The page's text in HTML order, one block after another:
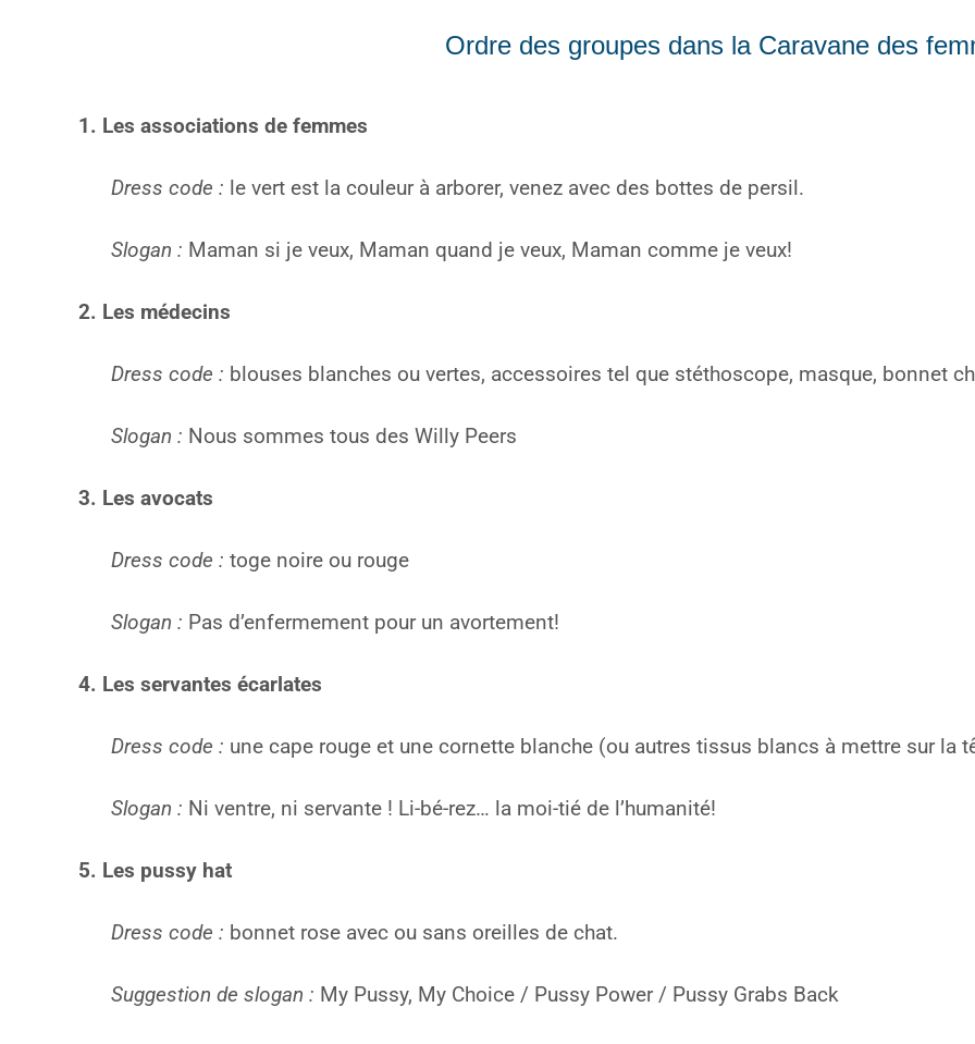
Ordre des groupes dans la Caravane des
1. Les associations de femmes
Dress code : le vert est la couleur à arborer, venez avec des bottes de persil.
Slogan : Maman si je veux, Maman quand je veux, Maman comme je veux!
2. Les médecins
Dress code : blouses blanches ou vertes, accessoires tel que stéthoscope, masque, bonnet
Slogan : Nous sommes tous des Willy Peers
3. Les avocats
Dress code : toge noire ou rouge
Slogan : Pas d’enfermement pour un avortement!
4. Les servantes écarlates
Dress code : une cape rouge et une cornette blanche (ou autres tissus blancs à mettre sur la
Slogan : Ni ventre, ni servante ! Li-bé-rez… la moi-tié de l’humanité!
5. Les pussy hat
Dress code : bonnet rose avec ou sans oreilles de chat.
Suggestion de slogan : My Pussy, My Choice / Pussy Power / Pussy Grabs Back